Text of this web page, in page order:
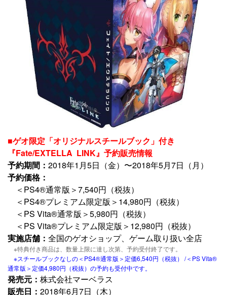
■ゲオ限定「オリジナルスチールブック」付き
『Fate/EXTELLA LINK』予約販売情報
予約期間： 2018年1月5日（金）〜2018年5月7日（月）
予約価格：
＜PS4®通常版＞7,540円（税抜）
＜PS4®プレミアム限定版＞14,980円（税抜）
＜PS Vita®通常版＞5,980円（税抜）
＜PS Vita®プレミアム限定版＞12,980円（税抜）
実施店舗： 全国のゲオショップ、ゲーム取り扱い全店
※特典付き商品は、数量上限に達し次第、予約受付終了です。
※スチールブックなしの＜PS4®通常版＞定価6,540円（税抜） /＜PS Vita®
通常版＞定価4,980円（税抜）の予約も受付中です。
発売元： 株式会社マーベラス
販売日： 2018年6月7日（木）